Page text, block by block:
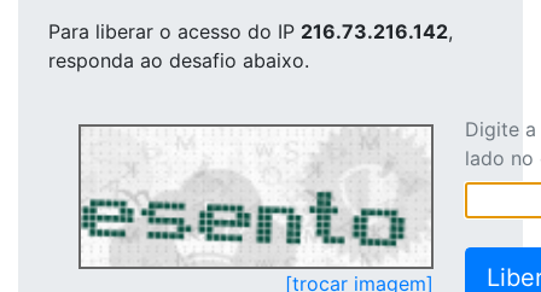
Para liberar o acesso do IP 216.73.216.142,
responda ao desafio abaixo.
[trocar imagem]
Digite
lado no